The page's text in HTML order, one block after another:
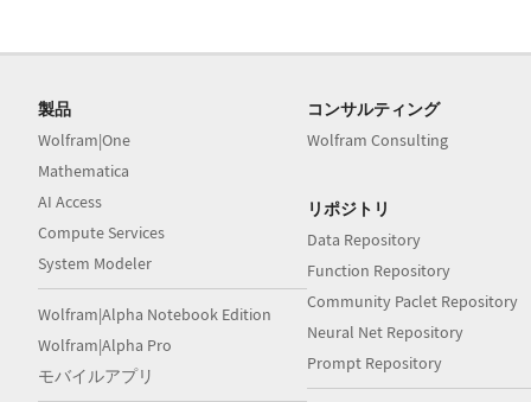
製品
Wolfram|One
Mathematica
AI Access
Compute Services
System Modeler
Wolfram|Alpha Notebook Edition
Wolfram|Alpha Pro
モバイルアプリ
コンサルティング
Wolfram Consulting
リポジトリ
Data Repository
Function Repository
Community Paclet Repository
Neural Net Repository
Prompt Repository